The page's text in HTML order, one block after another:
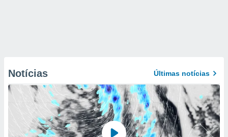
Notícias Últimas notícias